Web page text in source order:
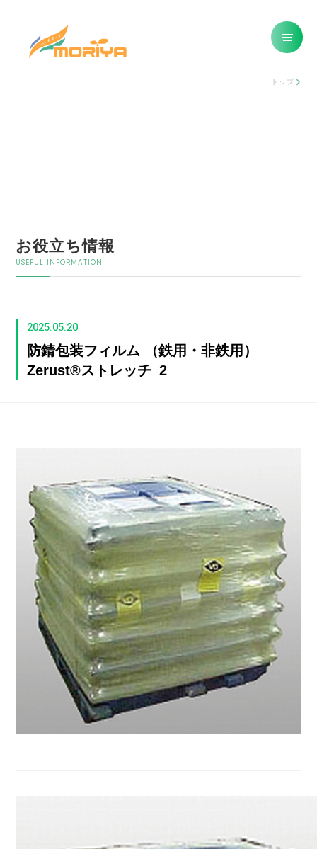
トップ
お役立ち情報
USEFUL INFORMATION
2025.05.20
防錆包装フィルム （鉄用・非鉄用）
Zerust®ストレッチ_2